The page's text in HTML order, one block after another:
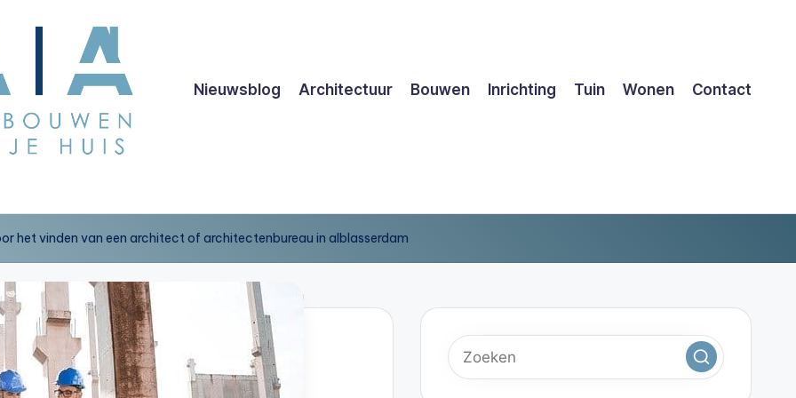
Nieuwsblog Architectuur Bouwen Inrichting Tuin Wonen Contact
het vinden van een architect of architectenbureau in alblasserdam